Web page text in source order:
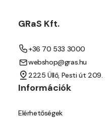
GRaS Kft.
+36 70 533 3000
webshop@gras.hu
2225 Üllő, Pesti út 209.
Információk
Elérhetőségek